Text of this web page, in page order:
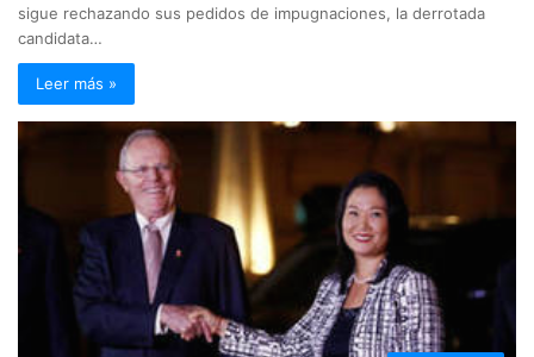
sigue rechazando sus pedidos de impugnaciones, la derrotada
candidata…
Leer más »